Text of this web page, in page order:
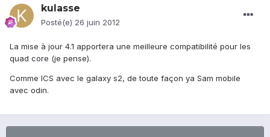
kulasse
Posté(e) 26 juin 2012
La mise à jour 4.1 apportera une meilleure compatibilité pour les
quad core (je pense).
Comme ICS avec le galaxy s2, de toute façon ya Sam mobile
avec odin.